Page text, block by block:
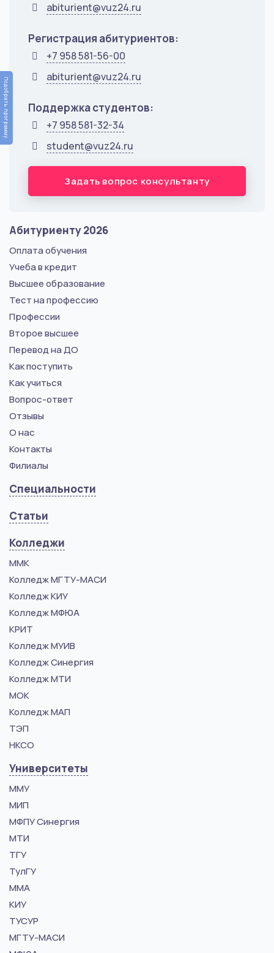
abiturient@vuz24.ru
Регистрация абитуриентов:
+7 958 581-56-00
abiturient@vuz24.ru
Поддержка студентов:
+7 958 581-32-34
student@vuz24.ru
Задать вопрос консультанту
Абитуриенту 2026
Оплата обучения
Учеба в кредит
Высшее образование
Тест на профессию
Профессии
Второе высшее
Перевод на ДО
Как поступить
Как учиться
Вопрос-ответ
Отзывы
О нас
Контакты
Филиалы
Специальности
Статьи
Колледжи
ММК
Колледж МГТУ-МАСИ
Колледж КИУ
Колледж МФЮА
КРИТ
Колледж МУИВ
Колледж Синергия
Колледж МТИ
МОК
Колледж МАП
ТЭП
НКСО
Университеты
ММУ
МИП
МФПУ Синергия
МТИ
ТГУ
ТулГУ
ММА
КИУ
ТУСУР
МГТУ-МАСИ
Подобрать программу